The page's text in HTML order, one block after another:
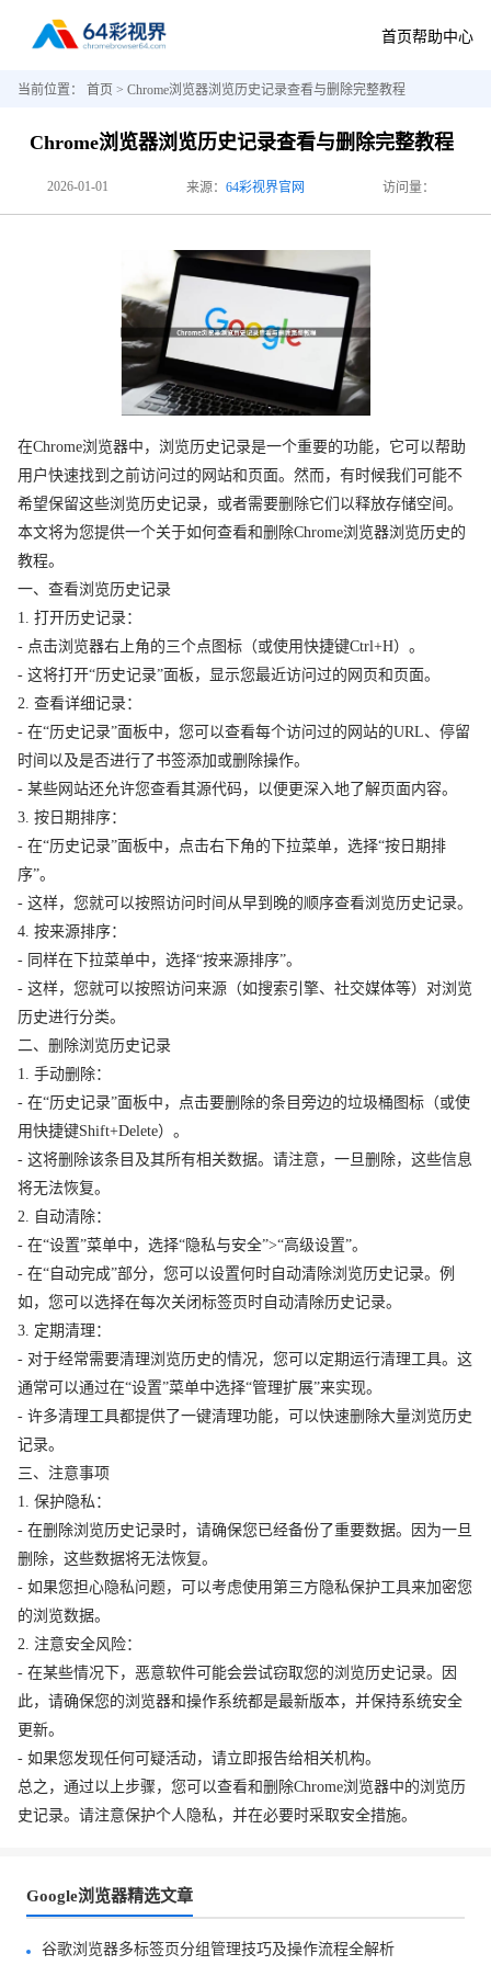
首页帮助中心
当前位置： 首页 > Chrome浏览器浏览历史记录查看与删除完整教程
Chrome浏览器浏览历史记录查看与删除完整教程
2026-01-01 来源： 64彩视界官网 访问量：
在Chrome浏览器中，浏览历史记录是一个重要的功能，它可以帮助
用户快速找到之前访问过的网站和页面。然而，有时候我们可能不
希望保留这些浏览历史记录，或者需要删除它们以释放存储空间。
本文将为您提供一个关于如何查看和删除Chrome浏览器浏览历史的
教程。
一、查看浏览历史记录
1. 打开历史记录：
- 点击浏览器右上角的三个点图标（或使用快捷键Ctrl+H）。
- 这将打开“历史记录”面板，显示您最近访问过的网页和页面。
2. 查看详细记录：
- 在“历史记录”面板中，您可以查看每个访问过的网站的URL、停留
时间以及是否进行了书签添加或删除操作。
- 某些网站还允许您查看其源代码，以便更深入地了解页面内容。
3. 按日期排序：
- 在“历史记录”面板中，点击右下角的下拉菜单，选择“按日期排
序”。
- 这样，您就可以按照访问时间从早到晚的顺序查看浏览历史记录。
4. 按来源排序：
- 同样在下拉菜单中，选择“按来源排序”。
- 这样，您就可以按照访问来源（如搜索引擎、社交媒体等）对浏览
历史进行分类。
二、删除浏览历史记录
1. 手动删除：
- 在“历史记录”面板中，点击要删除的条目旁边的垃圾桶图标（或使
用快捷键Shift+Delete）。
- 这将删除该条目及其所有相关数据。请注意，一旦删除，这些信息
将无法恢复。
2. 自动清除：
- 在“设置”菜单中，选择“隐私与安全”>“高级设置”。
- 在“自动完成”部分，您可以设置何时自动清除浏览历史记录。例
如，您可以选择在每次关闭标签页时自动清除历史记录。
3. 定期清理：
- 对于经常需要清理浏览历史的情况，您可以定期运行清理工具。这
通常可以通过在“设置”菜单中选择“管理扩展”来实现。
- 许多清理工具都提供了一键清理功能，可以快速删除大量浏览历史
记录。
三、注意事项
1. 保护隐私：
- 在删除浏览历史记录时，请确保您已经备份了重要数据。因为一旦
删除，这些数据将无法恢复。
- 如果您担心隐私问题，可以考虑使用第三方隐私保护工具来加密您
的浏览数据。
2. 注意安全风险：
- 在某些情况下，恶意软件可能会尝试窃取您的浏览历史记录。因
此，请确保您的浏览器和操作系统都是最新版本，并保持系统安全
更新。
- 如果您发现任何可疑活动，请立即报告给相关机构。
总之，通过以上步骤，您可以查看和删除Chrome浏览器中的浏览历
史记录。请注意保护个人隐私，并在必要时采取安全措施。
Google浏览器精选文章
谷歌浏览器多标签页分组管理技巧及操作流程全解析